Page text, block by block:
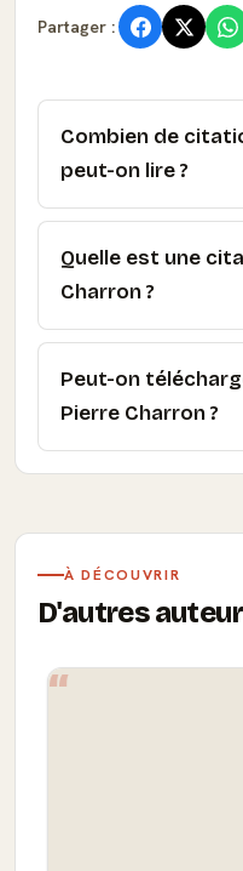
Partager :
Combien de
peut-on lire ?
Quelle est une
Charron ?
Peut-on
Pierre Charron ?
À DÉCOUVRIR
D'autres